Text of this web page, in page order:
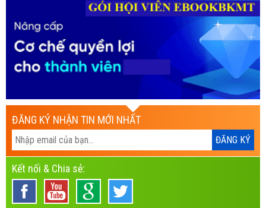
ĐĂNG KÝ NHẬN TIN MỚI NHẤT
Kết nối & Chia sẻ: